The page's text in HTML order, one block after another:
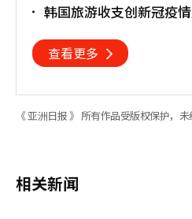
韩国旅游收支创新冠疫
查看更多
《 亚洲日报 》 所有作品受版权保护，未
相关新闻